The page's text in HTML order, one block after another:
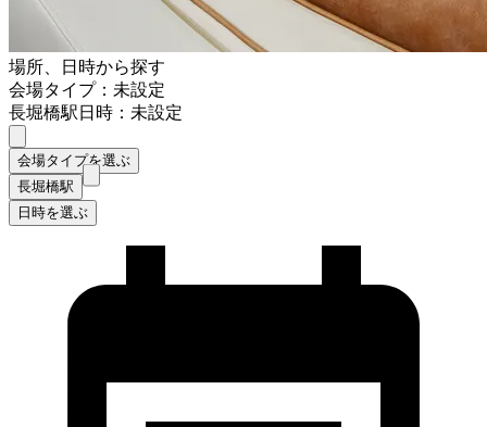
場所、日時から探す
会場タイプ：未設定
長堀橋駅日時：未設定
会場タイプを選ぶ
長堀橋駅
日時を選ぶ